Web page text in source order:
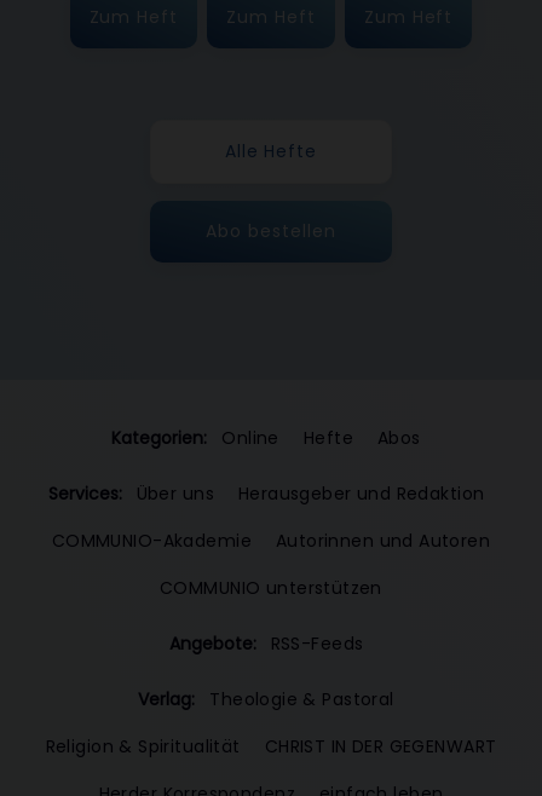
Zum Heft Zum Heft Zum Heft
Alle Hefte
Abo bestellen
Kategorien: Online Hefte Abos
Services: Über uns
Herausgeber und Redaktion
COMMUNIO-Akademie
Autorinnen und Autoren
COMMUNIO unterstützen
Angebote: RSS-Feeds
Verlag:
Theologie & Pastoral
Religion & Spiritualität
CHRIST IN DER GEGENWART